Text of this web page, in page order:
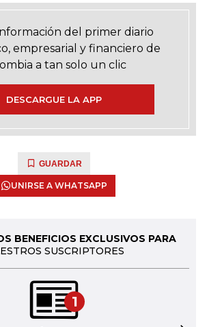
del primer diario
empresarial y financiero de
a tan solo un clic
DESCARGUE LA APP
GUARDAR
UNIRSE A WHATSAPP
BENEFICIOS EXCLUSIVOS PARA
SUSCRIPTORES
1